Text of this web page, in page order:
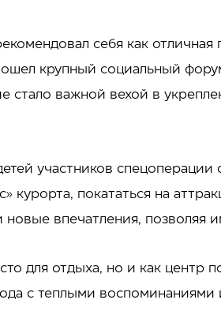
себя как
крупный социальный
важной вехой в
участников спецоперации
покататься на
впечатления, позволяя
для отдыха, но и как центр
с теплыми воспоминаниями